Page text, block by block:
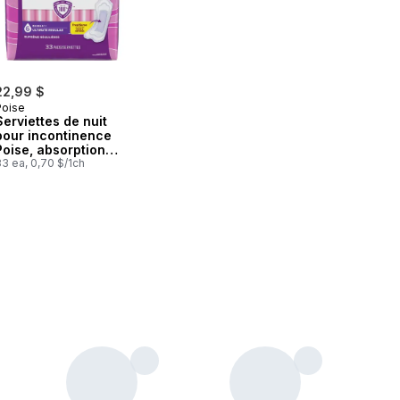
$
de nuit
incontinence
absorption
longueur
ea, 0,70 $/1ch